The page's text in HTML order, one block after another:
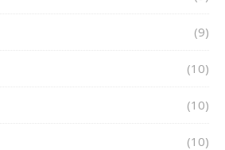
(9)
(10)
(10)
(10)